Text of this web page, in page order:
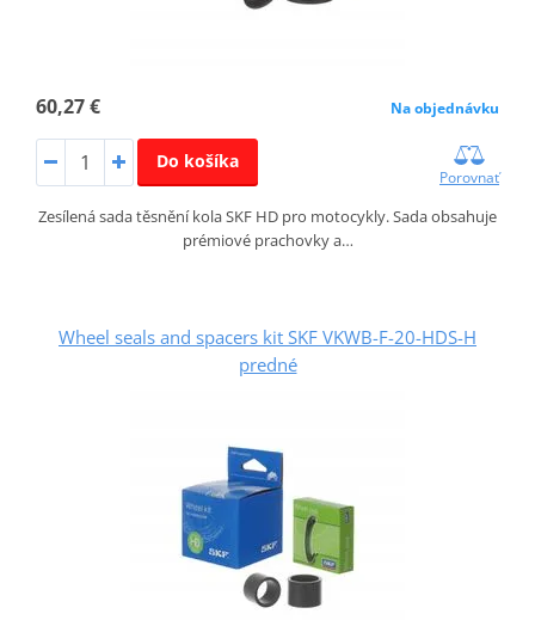
60,27 € Na objednávku
Do košíka
Porovnať
Zesílená sada těsnění kola SKF HD pro motocykly. Sada obsahuje
prémiové prachovky a…
Wheel seals and spacers kit SKF VKWB-F-20-HDS-H
predné